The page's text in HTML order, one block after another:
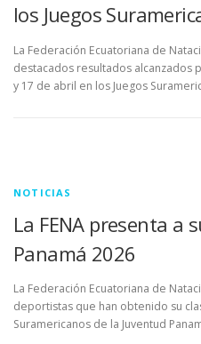
los Juegos
La Federación Ecuatoriana de
destacados resultados alcanzados
y 17 de abril en los Juegos
NOTICIAS
La FENA presenta a
Panamá 2026
La Federación Ecuatoriana de
deportistas que han obtenido su
Suramericanos de la Juventud